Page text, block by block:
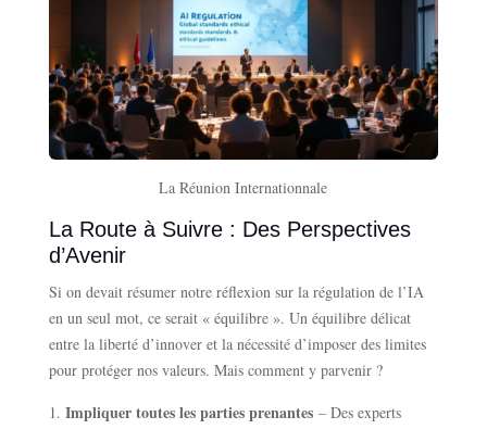
La Réunion Internationnale
La Route à Suivre : Des Perspectives
d’Avenir
Si on devait résumer notre réflexion sur la régulation de l’IA
en un seul mot, ce serait « équilibre ». Un équilibre délicat
entre la liberté d’innover et la nécessité d’imposer des limites
pour protéger nos valeurs. Mais comment y parvenir ?
Impliquer toutes les parties prenantes– Des experts